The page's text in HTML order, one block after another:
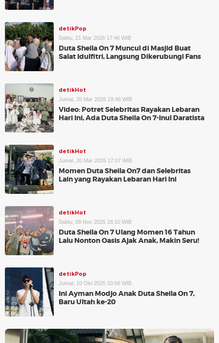
detikPop
Sabtu, 21 Mar 2026 17:46 WIB
Duta Sheila On 7 Muncul di Masjid Buat
Salat Idulfitri, Langsung Dikerubungi Fans
detikHot
Jumat, 20 Mar 2026 19:46 WIB
Video: Potret Selebritas Rayakan Lebaran
Hari Ini, Ada Duta Sheila On 7-Inul Daratista
detikHot
Jumat, 20 Mar 2026 17:07 WIB
Momen Duta Sheila On7 dan Selebritas
Lain yang Rayakan Lebaran Hari Ini
detikHot
Sabtu, 08 Nov 2025 18:10 WIB
Duta Sheila On 7 Ulang Momen 16 Tahun
Lalu Nonton Oasis Ajak Anak, Makin Seru!
detikPop
Jumat, 10 Okt 2025 10:56 WIB
Ini Ayman Modjo Anak Duta Sheila On 7,
Baru Ultah ke-20